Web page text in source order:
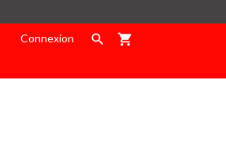
Connexion  shopping_cart